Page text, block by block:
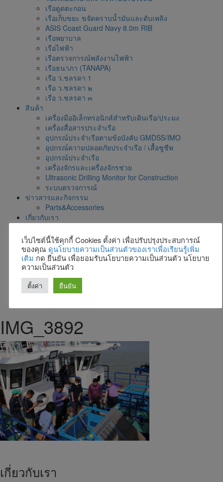
เรือดูดตะกอน
เรือเก็บขยะ ขจัดคราบน้ำมันและดับเพลิง
ASIS Coast Guard Navy 8.0m RIB
เรือพยาบาล
เรือไฟฟ้า
เรือตรวจการณ์พลังงานไฟฟ้า
เรือธนาภา (TANAPA)
เรือ ว.ชลรดา 1
เรือ ว.ชลรดา ๒
เรือ ว.ชลรดา ๓
สินค้า
เครื่องมืออิเล็กทรอนิกส์สำหรับเดินเรือ/ประมง
เครื่องสื่อสารประจำเรือ
อุปกรณ์ประจำเรือตามข้อบังคับ GMDSS/IMO
อุปกรณ์ความปลอดภัยประจำเรือ / เสื้อชูชีพ
อุปกรณ์ประจำเรือ
เครื่องจักรและเครื่องจักรช่วย
Ultrasonic Drilling Monitor for Construction
ระบบตรวจการณ์
ข่าวสารและกิจกรรม
Parts&Accessories
เกี่ยวกับเรา
รับสมัครงาน
ตัวแทนผู้ผลิต
สาขาและตัวแทน
แผนที่ตั้งบริษัท
Calendar
โบชัวร์สินค้าและบริการ
IMG_3892
เกี่ยวกับเรา
เว็บไซต์นี้ใช้คุกกี้ Cookies ตั้งค่า เพื่อปรับปรุงประสบการณ์
ของคุณ ดูนโยบายความเป็นส่วนตัวของเราเพื่อเรียนรู้เพิ่ม
เติม กด ยืนยัน เพื่อยอมรับนโยบายความเป็นส่วนตัว นโยบาย
ความเป็นส่วนตัว
ตั้งค่า ยืนยัน